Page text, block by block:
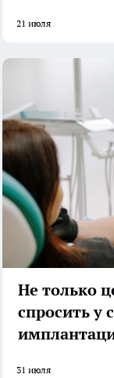
21 июля
Не только
спросить у
31 июля